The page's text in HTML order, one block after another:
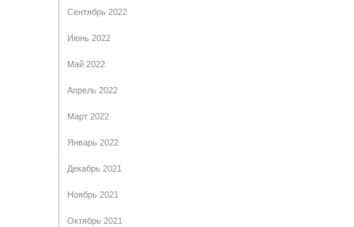
Сентябрь 2022
Июнь 2022
Май 2022
Апрель 2022
Март 2022
Январь 2022
Декабрь 2021
Ноябрь 2021
Октябрь 2021